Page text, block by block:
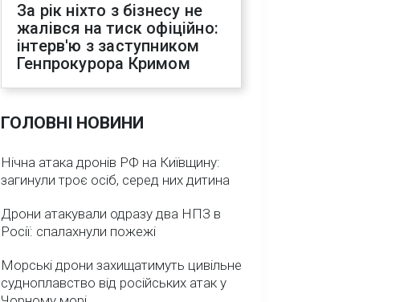
За рік ніхто з бізнесу не
жалівся на тиск офіційно:
інтерв'ю з заступником
Генпрокурора Кримом
ГОЛОВНІ НОВИНИ
Нічна атака дронів РФ на Київщину:
загинули троє осіб, серед них дитина
Дрони атакували одразу два НПЗ в
Росії: спалахнули пожежі
Морські дрони захищатимуть цивільне
судноплавство від російських атак у